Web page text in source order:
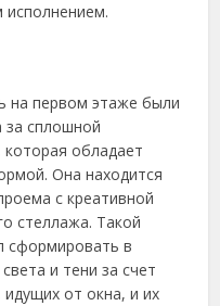
исполнением.
на первом этаже были
за сплошной
которая обладает
Она находится
с креативной
стеллажа. Такой
сформировать в
и тени за счет
от окна, и их